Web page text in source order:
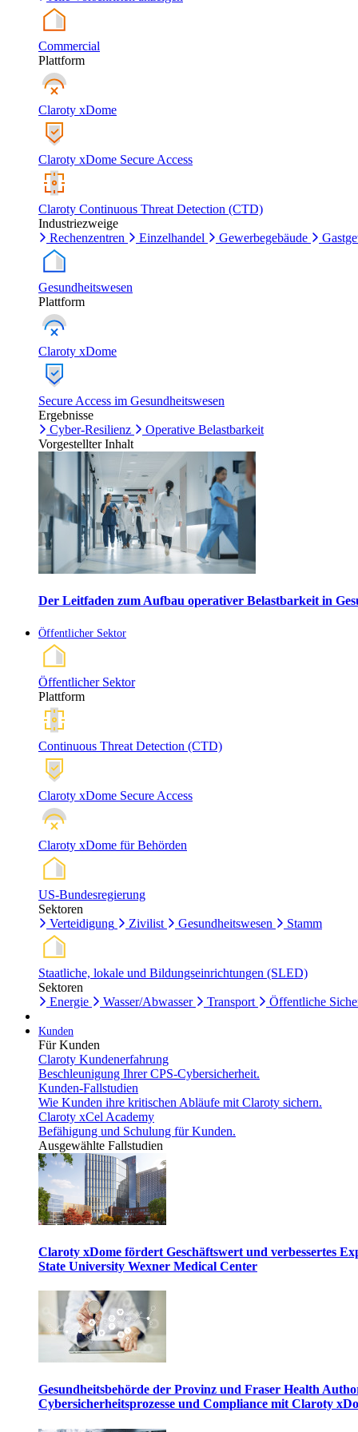
Commercial
Plattform
Claroty xDome
Claroty xDome Secure Access
Claroty Continuous Threat Detection (CTD)
Industriezweige
Rechenzentren
Einzelhandel Gewerbegebäude
Gesundheitswesen
Plattform
Claroty xDome
Secure Access im Gesundheitswesen
Ergebnisse
Cyber-Resilienz
Operative Belastbarkeit
Vorgestellter Inhalt
Der Leitfaden zum Aufbau operativer Belastbarkeit in
Öffentlicher Sektor
Öffentlicher Sektor
Plattform
Continuous Threat Detection (CTD)
Claroty xDome Secure Access
Claroty xDome für Behörden
US-Bundesregierung
Sektoren
Verteidigung
Zivilist Gesundheitswesen Stamm
Staatliche, lokale und Bildungseinrichtungen (SLED)
Sektoren
Energie
Wasser/Abwasser Transport Öffentliche
Kunden
Für Kunden
Claroty Kundenerfahrung
Beschleunigung Ihrer CPS-Cybersicherheit.
Kunden-Fallstudien
Wie Kunden ihre kritischen Abläufe mit Claroty sichern.
Claroty xCel Academy
Befähigung und Schulung für Kunden.
Ausgewählte Fallstudien
Claroty xDome fördert Geschäftswert und verbessertes
State University Wexner Medical Center
Gesundheitsbehörde der Provinz und Fraser Health
Cybersicherheitsprozesse und Compliance mit Claroty